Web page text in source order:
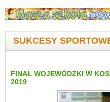
SUKCESY
FINAŁ WOJEWÓDZKI W
2019